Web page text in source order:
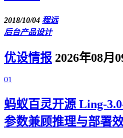
2018/10/04 程远
后台产品设计
优设情报 2026年08月
01
蚂蚁百灵开源 Ling-
参数兼顾推理与部署